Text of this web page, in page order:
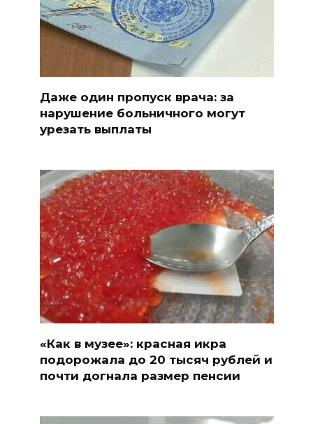
Даже один пропуск врача: за
нарушение больничного могут
урезать выплаты
«Как в музее»: красная икра
подорожала до 20 тысяч рублей и
почти догнала размер пенсии